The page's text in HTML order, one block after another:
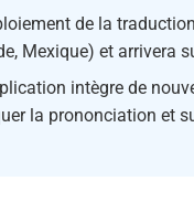
de la
Mexique) et arrivera
intègre de
la prononciation et